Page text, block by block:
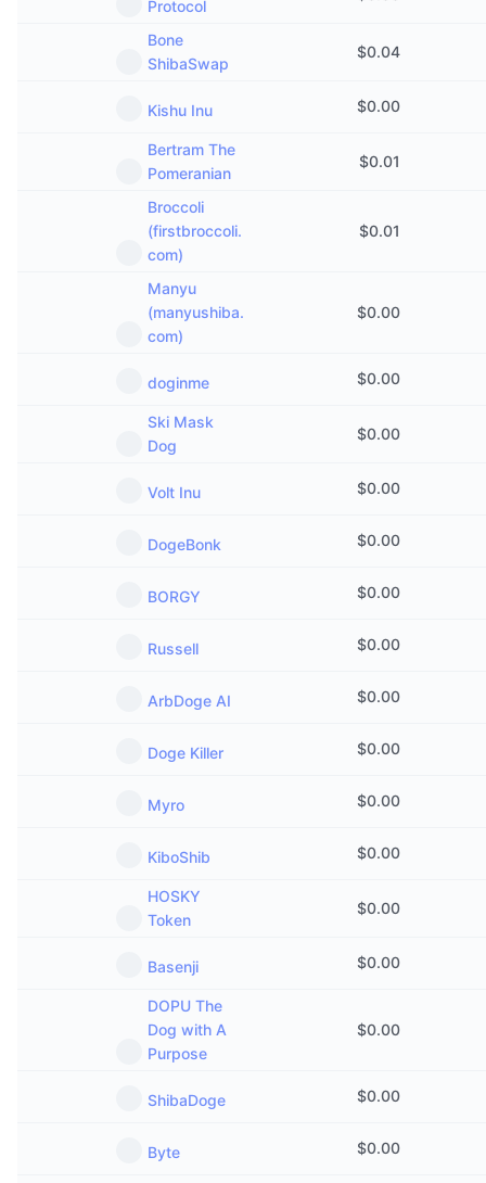
NFT 总体统计数据
即将进行的销售活动
Protocol
Bone
ShibaSwap
$0.04
Kishu Inu $0.00
Bertram The
Pomeranian
$0.01
Broccoli
(firstbroccoli.
com)
$0.01
Manyu
(manyushiba.
com)
$0.00
doginme $0.00
Ski Mask
Dog
$0.00
Volt Inu $0.00
DogeBonk $0.00
BORGY $0.00
Russell $0.00
ArbDoge AI $0.00
Doge Killer $0.00
Myro $0.00
KiboShib $0.00
HOSKY
Token
$0.00
Basenji $0.00
DOPU The
Dog with A
Purpose
$0.00
ShibaDoge $0.00
Byte $0.00